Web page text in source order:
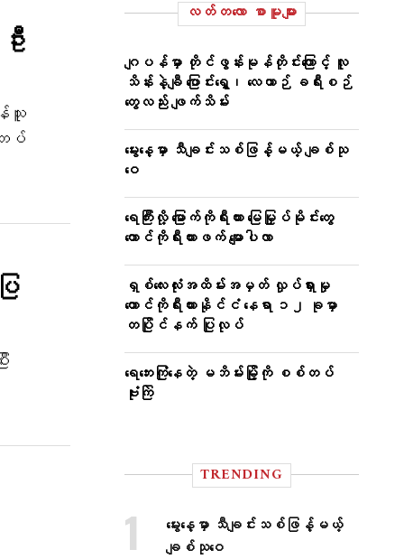
း
န်သူ
ပ်
လတ်တ‌လော စာမူများ
ဂျပန်မှာ တိုင်ဖွန်းမုန်တိုင်းကြောင့် လူ
သိန်းနဲ့ချီ ပြောင်းရွှေ့၊ လေယာဉ် ခရီးစဉ်
တွေလည်း ဖျက်သိမ်း
မွေးနေ့မှာ သီချင်းသစ်ဖြန့်မယ့် ချစ်သု
ဝေ
ရေကြီးလို့ မြောက်ကိုရီးယား မြေမြှုပ်မိုင်းတွေ
တောင်ကိုရီးယားဖက် မျောပါလာ
ရှစ်လေးလုံးအထိမ်းအမှတ် လှုပ်ရှားမှု
တောင်ကိုရီးယားနိုင်ငံ နေရာ ၁၂ ခုမှာ
တပြိုင်နက် ပြုလုပ်
ရေဘေးကြုံနေတဲ့ မဘိမ်းမြို့ကို စစ်တပ်
ဗုံးကြဲ
TRENDING
မွေးနေ့မှာ သီချင်းသစ်ဖြန့်မယ့်
ချစ်သုဝေ